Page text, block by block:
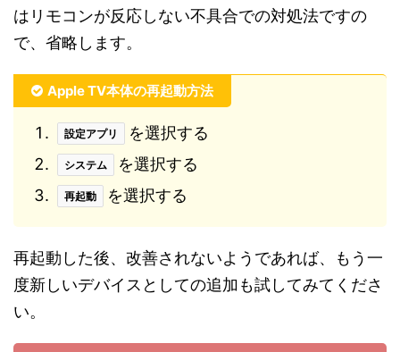
はリモコンが反応しない不具合での対処法ですの
で、省略します。
Apple TV本体の再起動方法
設定アプリ を選択する
システム を選択する
再起動 を選択する
再起動した後、改善されないようであれば、もう一
度新しいデバイスとしての追加も試してみてくださ
い。